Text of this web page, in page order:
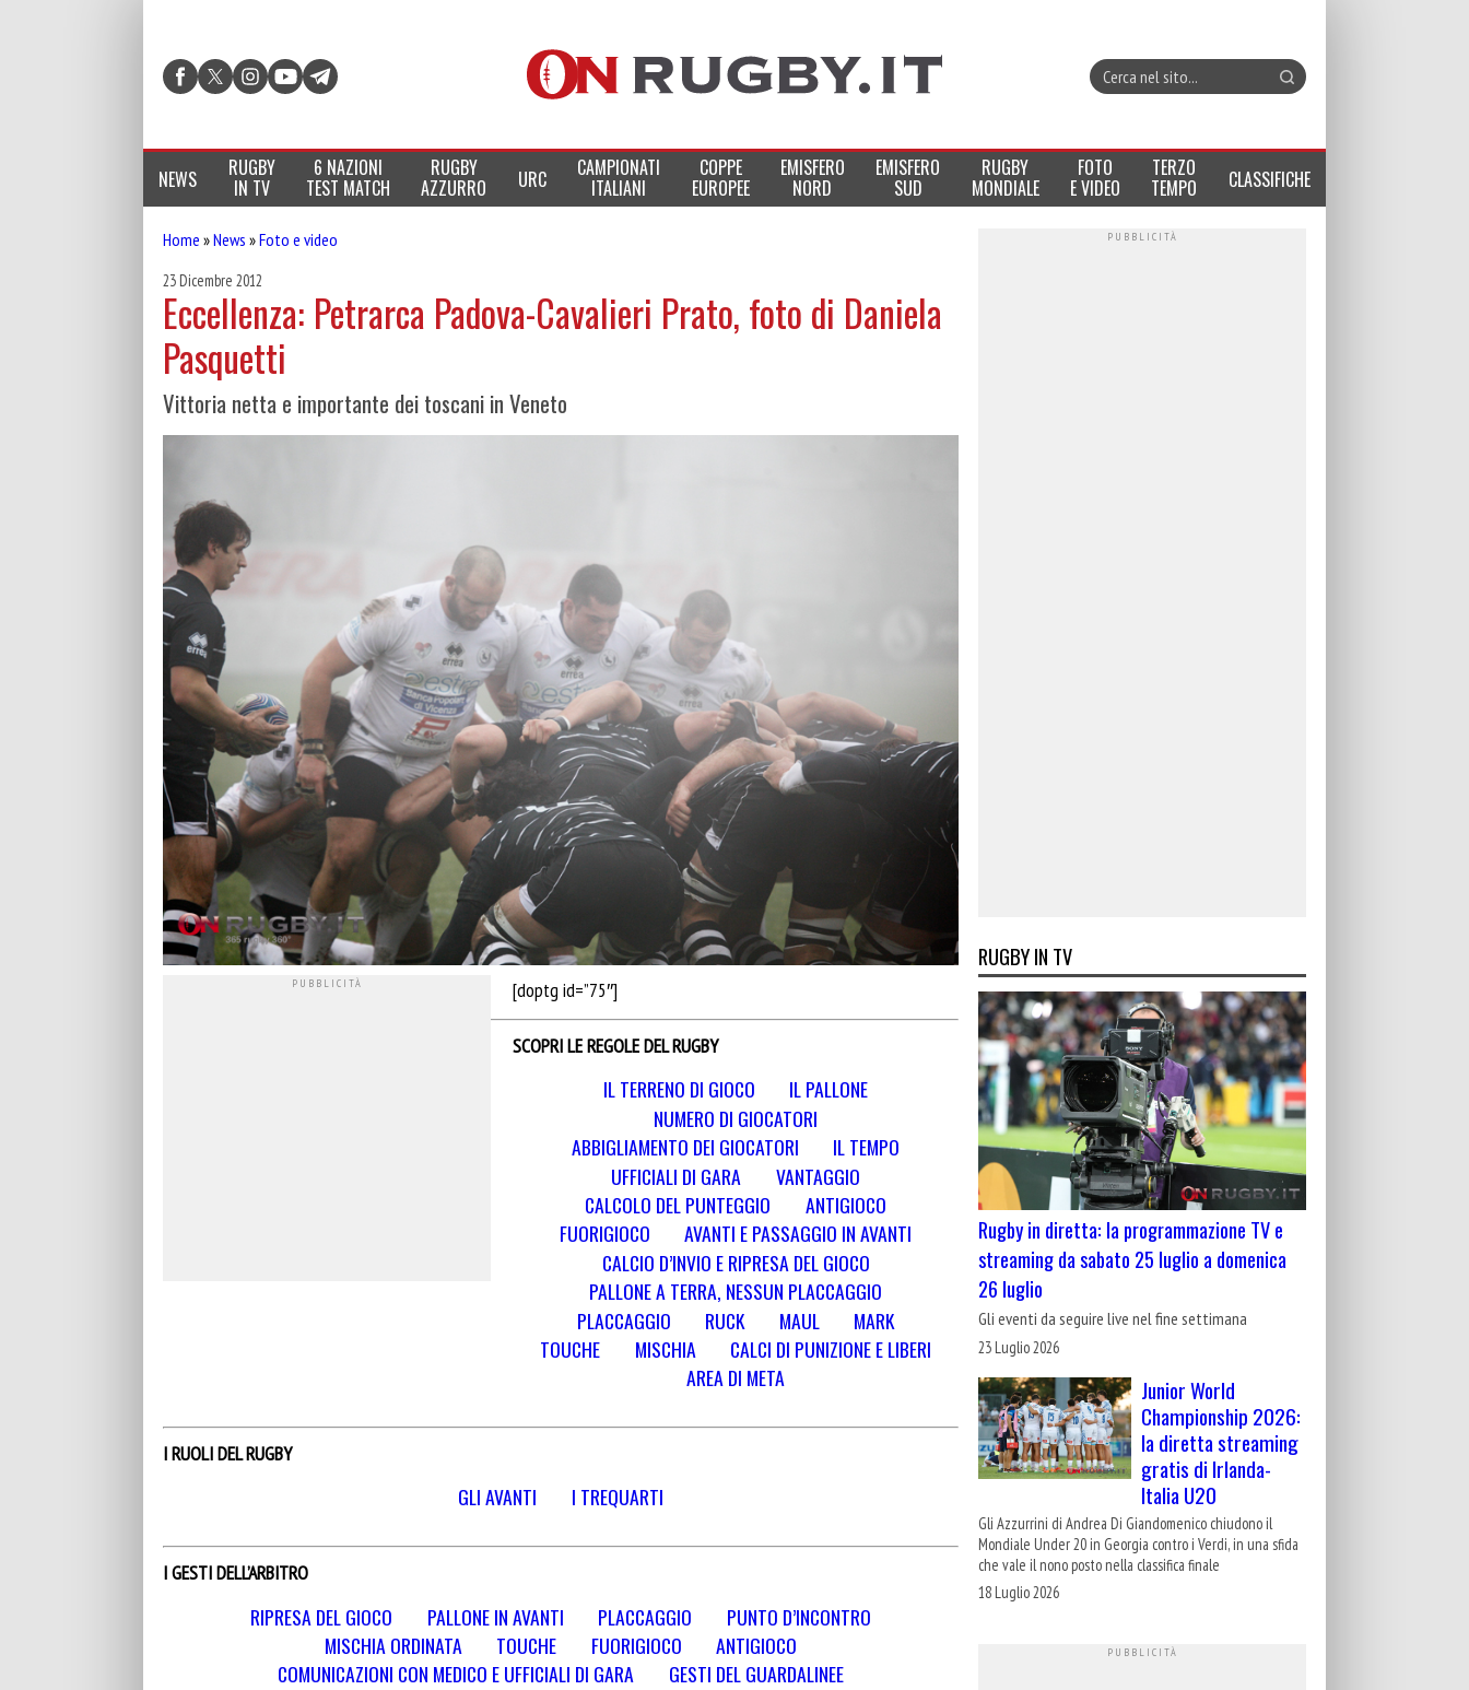
NEWS RUGBY
IN TV
6 NAZIONI
TEST MATCH
RUGBY
AZZURRO URC CAMPIONATI
ITALIANI
COPPE
EUROPEE
EMISFERO
NORD
EMISFERO
SUD
RUGBY
MONDIALE
FOTO
E VIDEO
TERZO
TEMPO CLASSIFICHE
Home »News »Foto e video
23 Dicembre 2012
Eccellenza: Petrarca Padova-Cavalieri Prato, foto di Daniela
Pasquetti
Vittoria netta e importante dei toscani in Veneto
[doptg id=”75″]
SCOPRI LE REGOLE DEL RUGBY
IL TERRENO DI GIOCO
IL PALLONE
NUMERO DI GIOCATORI
ABBIGLIAMENTO DEI GIOCATORI
IL TEMPO
UFFICIALI DI GARA
VANTAGGIO
CALCOLO DEL PUNTEGGIO
ANTIGIOCO
FUORIGIOCO
AVANTI E PASSAGGIO IN AVANTI
CALCIO D’INVIO E RIPRESA DEL GIOCO
PALLONE A TERRA, NESSUN PLACCAGGIO
PLACCAGGIO
RUCK MAUL
MARK
TOUCHE
MISCHIA
CALCI DI PUNIZIONE E LIBERI
AREA DI META
I RUOLI DEL RUGBY
GLI AVANTI I TREQUARTI
I GESTI DELL’ARBITRO
RIPRESA DEL GIOCO PALLONE IN AVANTI PLACCAGGIO
PUNTO D’INCONTRO
MISCHIA ORDINATA
TOUCHE FUORIGIOCO
ANTIGIOCO
COMUNICAZIONI CON MEDICO E UFFICIALI DI GARA
GESTI DEL GUARDALINEE
RUGBY IN TV
Rugby in diretta: la programmazione TV e
streaming da sabato 25 luglio a domenica
26 luglio
Gli eventi da seguire live nel fine settimana
23 Luglio 2026
Junior World
Championship 2026:
la diretta streaming
gratis di Irlanda-
Italia U20
Gli Azzurrini di Andrea Di Giandomenico chiudono il
Mondiale Under 20 in Georgia contro i Verdi, in una sfida
che vale il nono posto nella classifica finale
18 Luglio 2026